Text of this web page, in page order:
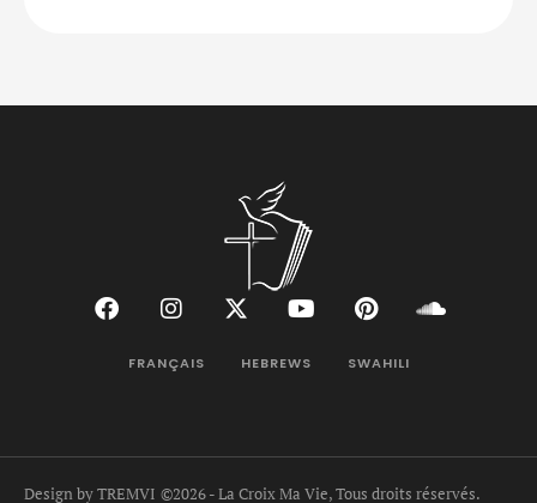
FRANÇAIS HEBREWS SWAHILI
Design by TREMVI ©2026 - La Croix Ma Vie, Tous droits réservés.